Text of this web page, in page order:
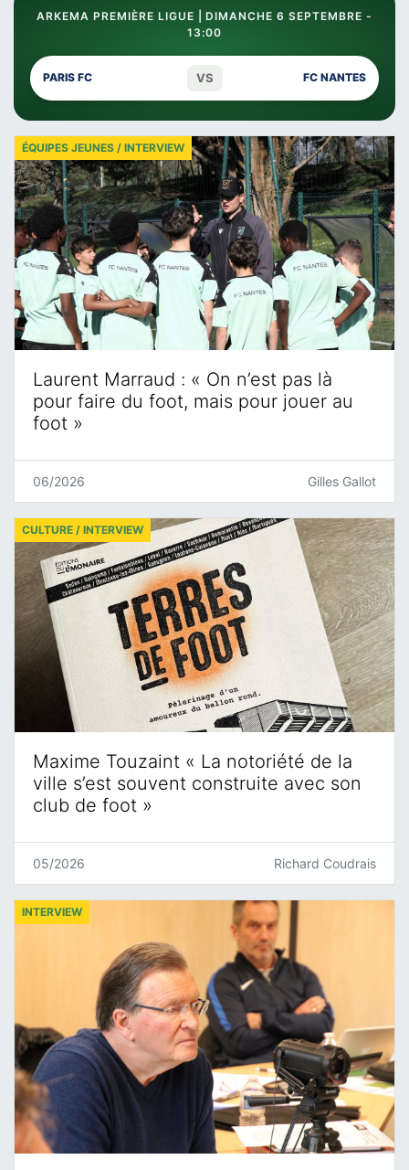
ARKEMA PREMIÈRE LIGUE | DIMANCHE 6 SEPTEMBRE -
13:00
PARIS FC VS FC NANTES
Laurent Marraud : « On n’est pas là
pour faire du foot, mais pour jouer au
foot »
ÉQUIPES JEUNES / INTERVIEW
06/2026 Gilles Gallot
Maxime Touzaint « La notoriété de la
ville s’est souvent construite avec son
club de foot »
CULTURE / INTERVIEW
05/2026 Richard Coudrais
INTERVIEW